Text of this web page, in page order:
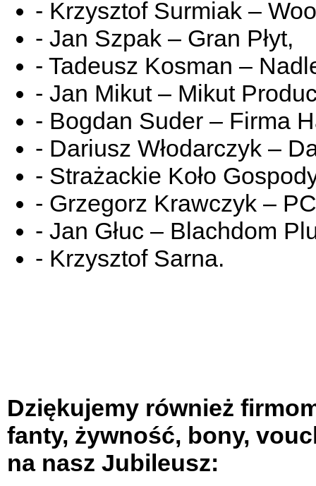
- Krzysztof Surmiak –
- Jan Szpak – Gran Płyt,
- Tadeusz Kosman –
- Jan Mikut – Mikut
- Bogdan Suder – Firma
- Dariusz Włodarczyk –
- Strażackie Koło
- Grzegorz Krawczyk –
- Jan Głuc – Blachdom
- Krzysztof Sarna.
Dziękujemy również
fanty, żywność, bony,
na nasz Jubileusz: